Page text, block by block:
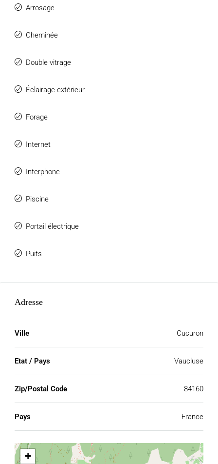
Arrosage
Cheminée
Double vitrage
Éclairage extérieur
Forage
Internet
Interphone
Piscine
Portail électrique
Puits
Adresse
Ville Cucuron
Etat / Pays Vaucluse
Zip/Postal Code 84160
Pays France
+